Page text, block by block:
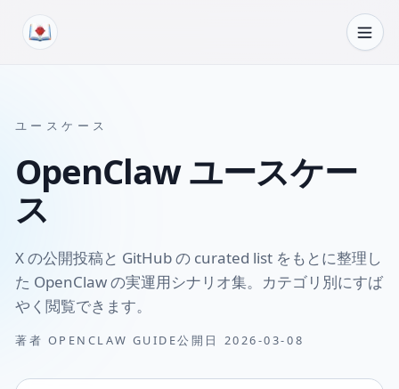
ユースケース
OpenClaw ユースケー
ス
X の公開投稿と GitHub の curated list をもとに整理し
た OpenClaw の実運用シナリオ集。カテゴリ別にすば
やく閲覧できます。
著者 OPENCLAW GUIDE公開日 2026-03-08